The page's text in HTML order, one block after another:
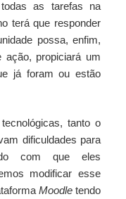
as tarefas na
terá que responder
possa, enfim,
propiciará um
já foram ou estão
tanto o
dificuldades para
com que eles
modificar esse
Moodle tendo